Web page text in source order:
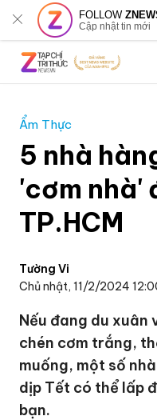
FOLLOW
Cập nhật tin mới
Ẩm Thực
5 nhà
'cơm nhà'
TP.HCM
Tường Vi
Chủ nhật, 11/2/2024
Nếu đang du
chén cơm trắng,
muống, một số
dịp Tết có thể lấp
bạn.